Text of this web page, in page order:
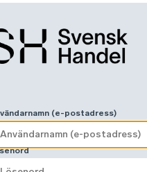
(e-postadress)